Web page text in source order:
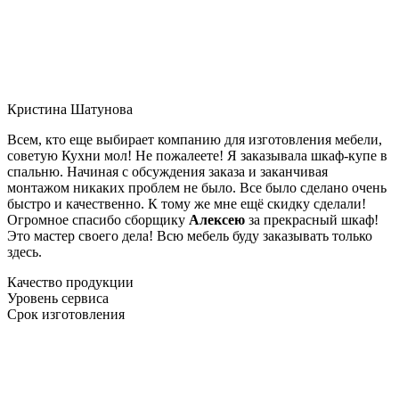
Кристина Шатунова
Всем, кто еще выбирает компанию для изготовления мебели,
советую Кухни мол! Не пожалеете! Я заказывала шкаф-купе в
спальню. Начиная с обсуждения заказа и заканчивая
монтажом никаких проблем не было. Все было сделано очень
быстро и качественно. К тому же мне ещё скидку сделали!
Огромное спасибо сборщику Алексею за прекрасный шкаф!
Это мастер своего дела! Всю мебель буду заказывать только
здесь.
Качество продукции
Уровень сервиса
Срок изготовления